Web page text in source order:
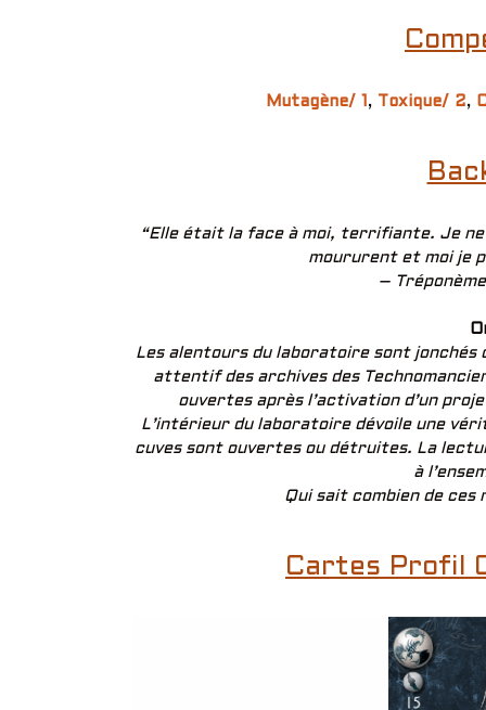
Mutagène/ 1 , Toxique/ 2,
“Elle était la face à moi, terrifiante. Je ne
moururent et moi je
–
Les alentours du laboratoire sont jonchés
attentif des archives des
ouvertes après l’activation d’un
L’intérieur du laboratoire dévoile une
cuves sont ouvertes ou détruites. La
à
Qui sait combien de
Cartes Profil